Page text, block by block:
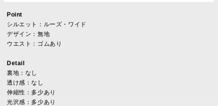
Point
シルエット：ルーズ・ワイド
デザイン：無地
ウエスト：ゴムあり
Detail
裏地：なし
透け感：なし
伸縮性：多少あり
光沢感：多少あり